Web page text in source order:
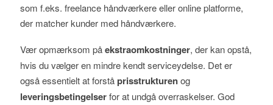
som f.eks. freelance håndværkere eller online platforme,
der matcher kunder med håndværkere.
Vær opmærksom påekstraomkostninger, der kan opstå,
hvis du vælger en mindre kendt serviceydelse. Det er
også essentielt at forståprisstrukturenog
leveringsbetingelserfor at undgå overraskelser. God